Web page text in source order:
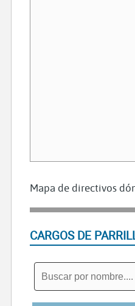
Mapa de directivos
CARGOS DE